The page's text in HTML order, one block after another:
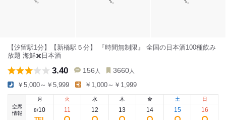
【汐留駅1分】【新橋駅５分】 『時間無制限』 全国の日本酒100種飲み
放題 海鮮✖️日本酒
3.40 156 人 3660 人
￥5,000～￥5,999 ￥1,000～￥1,999
空席
情報
月
8/10
火
11
水
12
木
13
金
14
土
15
日
16